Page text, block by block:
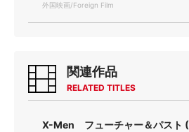
外国映画/Foreign Film
関連作品
RELATED TITLES
X-Men フューチャー＆パスト